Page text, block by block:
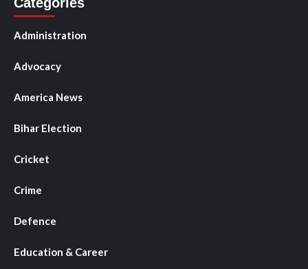
Administration
Advocacy
America News
Bihar Election
Cricket
Crime
Defence
Education & Career